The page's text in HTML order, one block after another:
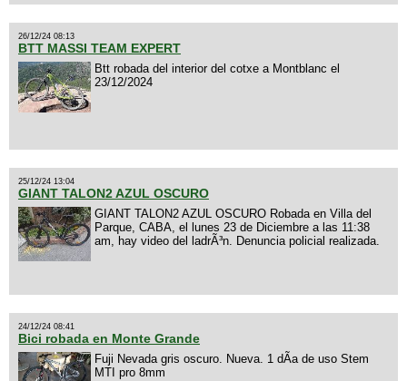
26/12/24 08:13
BTT MASSI TEAM EXPERT
Btt robada del interior del cotxe a Montblanc el
23/12/2024
25/12/24 13:04
GIANT TALON2 AZUL OSCURO
GIANT TALON2 AZUL OSCURO Robada en Villa del
Parque, CABA, el lunes 23 de Diciembre a las 11:38
am, hay video del ladrÃ³n. Denuncia policial realizada.
24/12/24 08:41
Bici robada en Monte Grande
Fuji Nevada gris oscuro. Nueva. 1 dÃ­a de uso Stem
MTI pro 8mm